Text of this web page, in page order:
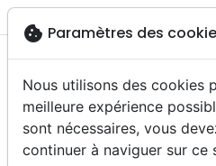
menu
cookie Paramètres des
Nous utilisons des cookies
meilleure expérience
sont nécessaires, vous
continuer à naviguer sur ce